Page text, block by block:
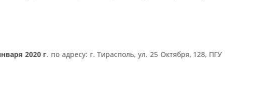
2020 г. по адресу: г. Тирасполь, ул. 25 Октября, 128, ПГУ